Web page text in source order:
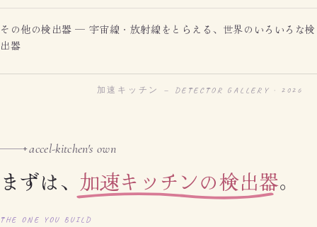
その他の検出器 ─ 宇宙線・放射線をとらえる、世界のいろいろな検
出器
加速キッチン — DETECTOR GALLERY · 2026
+accel-kitchen's own
まずは、 加速キッチンの検出器。
THE ONE YOU BUILD